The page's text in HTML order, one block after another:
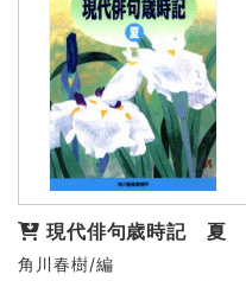
現代俳句歳時記 夏
角川春樹/編